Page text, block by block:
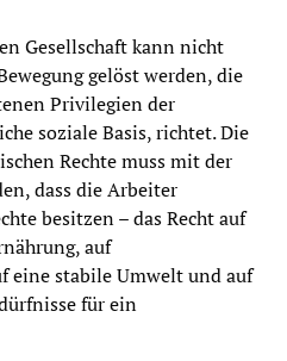
Gesellschaft kann nicht
gelöst werden, die
Privilegien der
soziale Basis, richtet. Die
Rechte muss mit der
dass die Arbeiter
besitzen – das Recht auf
auf
eine stabile Umwelt und auf
für ein